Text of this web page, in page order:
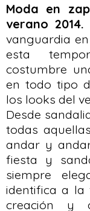
Moda en
verano 2014.
vanguardia
esta
costumbre
en todo tipo
los looks del
Desde
todas
andar y
fiesta y
siempre
identifica a la
creación y